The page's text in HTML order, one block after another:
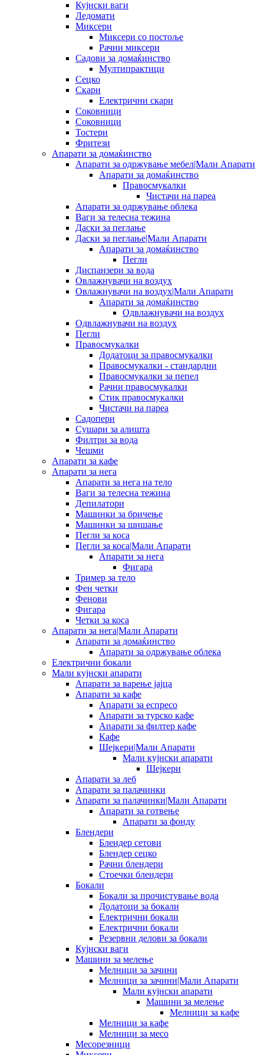
Кујнски ваги
Ледомати
Миксери
Миксери со постоље
Рачни миксери
Садови за домаќинство
Мултипрактици
Сецко
Скари
Електрични скари
Соковници
Соковници
Тостери
Фритези
Апарати за домаќинство
Апарати за одржување мебел|Мали Апарати
Апарати за домаќинство
Правосмукалки
Чистачи на пареа
Апарати за одржување облека
Ваги за телесна тежина
Даски за пеглање
Даски за пеглање|Мали Апарати
Апарати за домаќинство
Пегли
Диспанзери за вода
Овлажнувачи на воздух
Овлажнувачи на воздух|Мали Апарати
Апарати за домаќинство
Одвлажнувачи на воздух
Одвлажнувачи на воздух
Пегли
Правосмукалки
Додатоци за правосмукалки
Правосмукалки - стандардни
Правосмукалки за пепел
Рачни правосмукалки
Стик правосмукалки
Чистачи на пареа
Садопери
Сушари за алишта
Филтри за вода
Чешми
Апарати за кафе
Апарати за нега
Апарати за нега на тело
Ваги за телесна тежина
Депилатори
Машинки за бричење
Машинки за шишање
Пегли за коса
Пегли за коса|Мали Апарати
Апарати за нега
Фигара
Тример за тело
Фен четки
Фенови
Фигара
Четки за коса
Апарати за нега|Мали Апарати
Апарати за домаќинство
Апарати за одржување облека
Електрични бокали
Мали кујнски апарати
Апарати за варење јајца
Апарати за кафе
Апарати за еспресо
Апарати за турско кафе
Апарати за филтер кафе
Кафе
Шејкери|Мали Апарати
Мали кујнски апарати
Шејкери
Апарати за леб
Апарати за палачинки
Апарати за палачинки|Мали Апарати
Апарати за готвење
Апарати за фонду
Блендери
Блендер сетови
Блендер сецко
Рачни блендери
Стоечки блендери
Бокали
Бокали за прочистување вода
Додатоци за бокали
Електрични бокали
Електрични бокали
Резервни делови за бокали
Кујнски ваги
Машини за мелење
Мелници за зачини
Мелници за зачини|Мали Апарати
Мали кујнски апарати
Машини за мелење
Мелници за кафе
Мелници за кафе
Мелници за месо
Месорезници